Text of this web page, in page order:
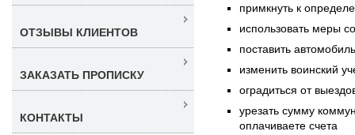
примкнуть к
использовать меры
поставить
изменить воинский
оградиться от
урезать сумму
оплачиваете счета
ОТЗЫВЫ КЛИЕНТОВ
ЗАКАЗАТЬ ПРОПИСКУ
КОНТАКТЫ